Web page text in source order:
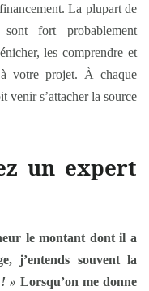
La plupart de
fort probablement
les comprendre et
votre projet. À chaque
venir s’attacher la source
un expert
le montant dont il a
j’entends souvent la
! » Lorsqu’on me donne